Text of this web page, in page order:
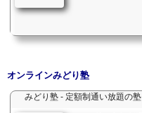
オンラインみどり塾
みどり塾 - 定額制通い放題の塾